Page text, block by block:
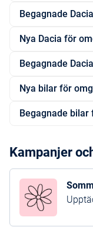
Begagnade
Nya Dacia för
Begagnade
Nya bilar för
Begagnade
Kampanjer